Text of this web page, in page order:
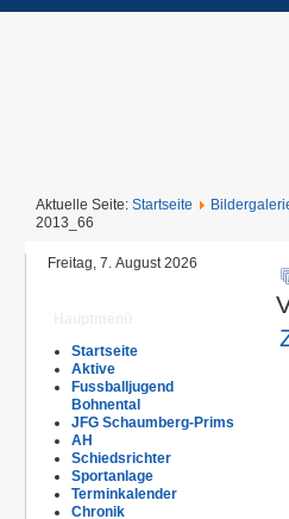
Aktuelle Seite: Startseite
2013_66
Freitag, 7. August 2026
Startseite
Aktive
Fussballjugend
Bohnental
JFG Schaumberg-Prims
AH
Schiedsrichter
Sportanlage
Terminkalender
Chronik